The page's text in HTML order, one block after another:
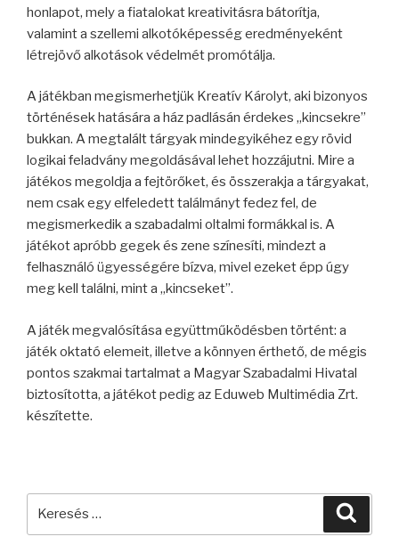
honlapot, mely a fiatalokat kreativitásra bátorítja,
valamint a szellemi alkotóképesség eredményeként
létrejövő alkotások védelmét promótálja.
A játékban megismerhetjük Kreatív Károlyt, aki bizonyos
történések hatására a ház padlásán érdekes „kincsekre”
bukkan. A megtalált tárgyak mindegyikéhez egy rövid
logikai feladvány megoldásával lehet hozzájutni. Mire a
játékos megoldja a fejtörőket, és összerakja a tárgyakat,
nem csak egy elfeledett találmányt fedez fel, de
megismerkedik a szabadalmi oltalmi formákkal is. A
játékot apróbb gegek és zene színesíti, mindezt a
felhasználó ügyességére bízva, mivel ezeket épp úgy
meg kell találni, mint a „kincseket”.
A játék megvalósítása együttműködésben történt: a
játék oktató elemeit, illetve a könnyen érthető, de mégis
pontos szakmai tartalmat a Magyar Szabadalmi Hivatal
biztosította, a játékot pedig az Eduweb Multimédia Zrt.
készítette.